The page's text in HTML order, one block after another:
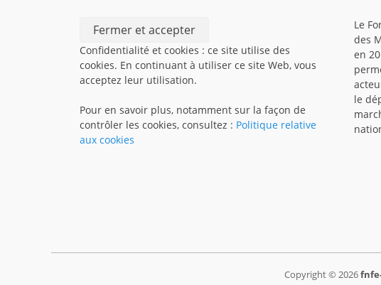
Confidentialité et cookies : ce site utilise des
cookies. En continuant à utiliser ce site Web, vous
acceptez leur utilisation.
Pour en savoir plus, notamment sur la façon de
contrôler les cookies, consultez : Politique relative
aux cookies
Le
des
en
le
Copyright © 2026